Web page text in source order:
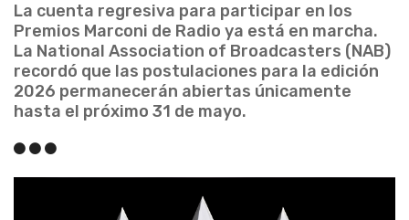
La cuenta regresiva para participar en los
Premios Marconi de Radio ya está en marcha.
La National Association of Broadcasters (NAB)
recordó que las postulaciones para la edición
2026 permanecerán abiertas únicamente
hasta el próximo 31 de mayo.